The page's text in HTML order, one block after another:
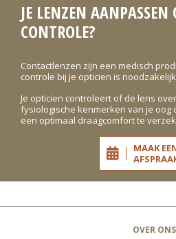
JE LENZEN AANPASSEN
CONTROLE?
Contactlenzen zijn een medisch
controle bij je opticien is
Je opticien controleert of de lens
fysiologische kenmerken van je oog
een optimaal draagcomfort te
MAAK
OVER ONS